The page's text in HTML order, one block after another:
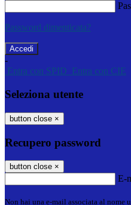
Password dimenticata?
-
Entra con SPID Entra con CIE
Seleziona utente
button close ×
Recupero password
button close ×
E-
Non hai una e-mail associata al nome